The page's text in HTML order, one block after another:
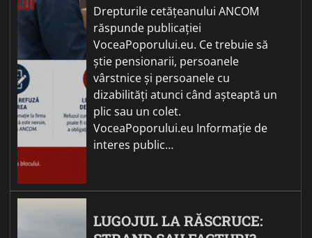
Drepturile cetățeanului ANCOM
răspunde publicației
VoceaPoporului.eu. Ce trebuie să
știe pensionarii, persoanele
vârstnice și persoanele cu
dizabilități atunci când așteaptă un
plic sau un colet.
VoceaPoporului.eu Informație de
interes public…
LUGOJUL LA RĂSCRUCE: